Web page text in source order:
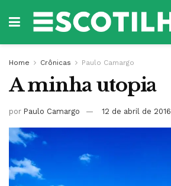
Home Crônicas Paulo Camargo
A minha utopia
por Paulo Camargo 12 de abril de 2016